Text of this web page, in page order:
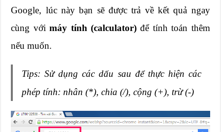
Google, lúc này bạn sẽ được trả về kết quả ngay
cùng vớimáy tính (calculator) để tính toán thêm
nếu muốn.
Tips: Sử dụng các dấu sau để thực hiện các
phép tính: nhân (*), chia (/), cộng (+), trừ (-)